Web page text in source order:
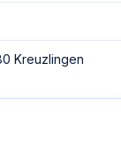
Kreuzlingen